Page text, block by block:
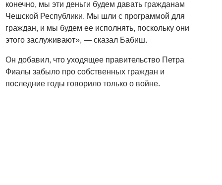
конечно, мы эти деньги будем давать гражданам
Чешской Республики. Мы шли с программой для
граждан, и мы будем ее исполнять, поскольку они
этого заслуживают», — сказал Бабиш.
Он добавил, что уходящее правительство Петра
Фиалы забыло про собственных граждан и
последние годы говорило только о войне.